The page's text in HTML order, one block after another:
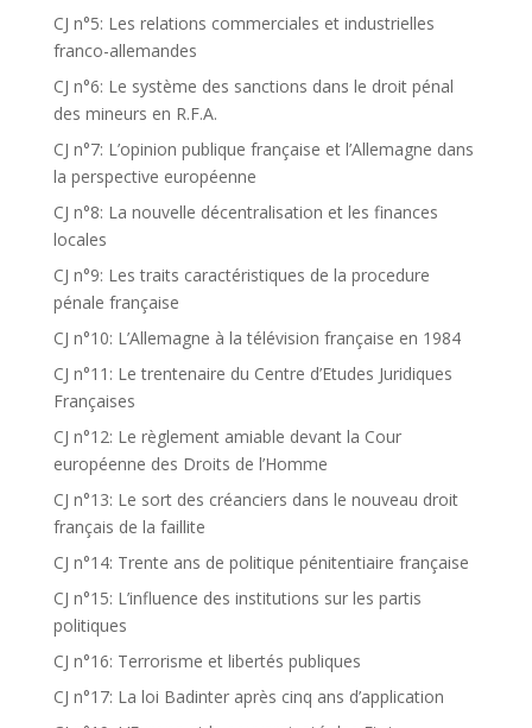
CJ n°5: Les relations commerciales et industrielles
franco-allemandes
CJ n°6: Le système des sanctions dans le droit pénal
des mineurs en R.F.A.
CJ n°7: L’opinion publique française et l’Allemagne dans
la perspective européenne
CJ n°8: La nouvelle décentralisation et les finances
locales
CJ n°9: Les traits caractéristiques de la procedure
pénale française
CJ n°10: L’Allemagne à la télévision française en 1984
CJ n°11: Le trentenaire du Centre d’Etudes Juridiques
Françaises
CJ n°12: Le règlement amiable devant la Cour
européenne des Droits de l’Homme
CJ n°13: Le sort des créanciers dans le nouveau droit
français de la faillite
CJ n°14: Trente ans de politique pénitentiaire française
CJ n°15: L’influence des institutions sur les partis
politiques
CJ n°16: Terrorisme et libertés publiques
CJ n°17: La loi Badinter après cinq ans d’application